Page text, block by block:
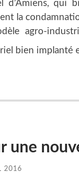
d’Amiens, qui
la
agro-
bien implanté
une
2016